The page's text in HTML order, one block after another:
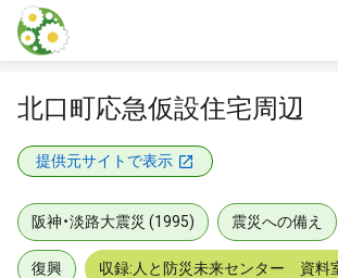
本文に飛ぶ
北口町応急仮設住宅周辺
提供元サイトで表示
阪神・淡路大震災 (1995) 震災への備え
復興 収録:人と防災未来センター 資料